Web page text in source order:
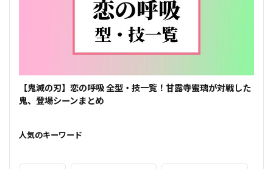
【鬼滅の刃】恋の呼吸 全型・技一覧！甘露寺蜜璃が対戦した
鬼、登場シーンまとめ
人気のキーワード